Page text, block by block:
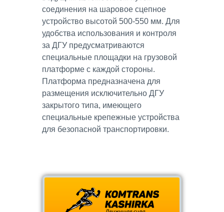
соединения на шаровое сцепное
устройство высотой 500-550 мм. Для
удобства использования и контроля
за ДГУ предусматриваются
специальные площадки на грузовой
платформе с каждой стороны.
Платформа предназначена для
размещения исключительно ДГУ
закрытого типа, имеющего
специальные крепежные устройства
для безопасной транспортировки.